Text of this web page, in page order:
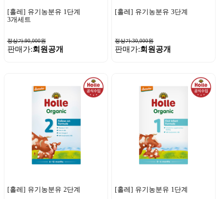
[홀레] 유기농분유 1단계
3개세트
정상가:90,000원
판매가:회원공개
[홀레] 유기농분유 3단계
정상가:30,000원
판매가:회원공개
[홀레] 유기농분유 2단계 [홀레] 유기농분유 1단계